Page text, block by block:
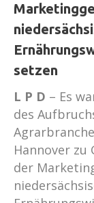
setzen
L P D – Es
des
Hannover zu
der